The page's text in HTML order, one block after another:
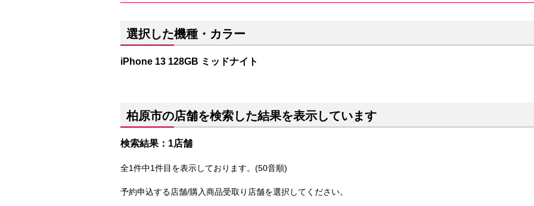
選択した機種・カラー
iPhone 13 128GB ミッドナイト
柏原市の店舗を検索した結果を表示しています
検索結果：1店舗
全1件中1件目を表示しております。(50音順)
予約申込する店舗/購入商品受取り店舗を選択してください。